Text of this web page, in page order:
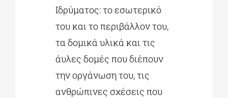
Ιδρύματος: το εσωτερικό
του και το περιβάλλον του,
τα δομικά υλικά και τις
άυλες δομές που διέπουν
την οργάνωση του, τις
ανθρώπινες σχέσεις που